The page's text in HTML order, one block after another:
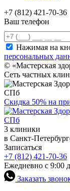
+7 (812) 421-70-36
Ваш телефон
Нажимая на
персональных
© «Мастерская
Сеть частных
Скидка 50% на
3 клиники
в Санкт-
Записаться
+7 (812) 421-70-36
Ежедневно с 9:00
Заказать